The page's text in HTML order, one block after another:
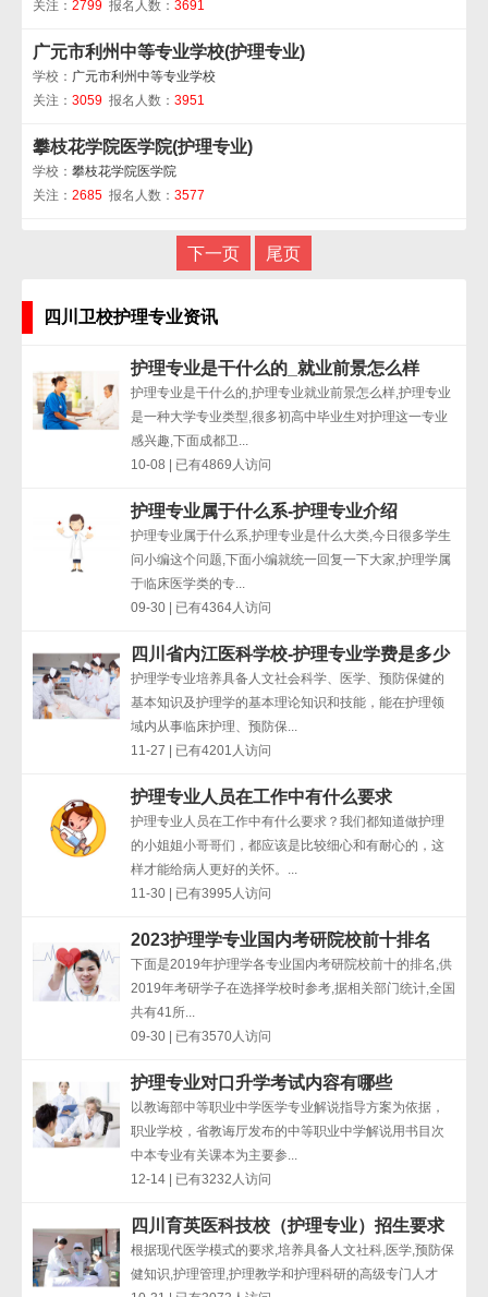
关注： 2799 报名人数： 3691
广元市利州中等专业学校(护理专业)
学校： 广元市利州中等专业学校
关注： 3059 报名人数： 3951
攀枝花学院医学院(护理专业)
学校： 攀枝花学院医学院
关注： 2685 报名人数： 3577
下一页 尾页
四川卫校护理专业资讯
护理专业是干什么的_就业前景怎么样
护理专业是干什么的,护理专业就业前景怎么样,护理专业
是一种大学专业类型,很多初高中毕业生对护理这一专业
感兴趣,下面成都卫...
10-08 | 已有4869人访问
护理专业属于什么系-护理专业介绍
护理专业属于什么系,护理专业是什么大类,今日很多学生
问小编这个问题,下面小编就统一回复一下大家,护理学属
于临床医学类的专...
09-30 | 已有4364人访问
四川省内江医科学校-护理专业学费是多少
护理学专业培养具备人文社会科学、医学、预防保健的
基本知识及护理学的基本理论知识和技能，能在护理领
域内从事临床护理、预防保...
11-27 | 已有4201人访问
护理专业人员在工作中有什么要求
护理专业人员在工作中有什么要求？我们都知道做护理
的小姐姐小哥哥们，都应该是比较细心和有耐心的，这
样才能给病人更好的关怀。...
11-30 | 已有3995人访问
2023护理学专业国内考研院校前十排名
下面是2019年护理学各专业国内考研院校前十的排名,供
2019年考研学子在选择学校时参考,据相关部门统计,全国
共有41所...
09-30 | 已有3570人访问
护理专业对口升学考试内容有哪些
以教诲部中等职业中学医学专业解说指导方案为依据，
职业学校，省教诲厅发布的中等职业中学解说用书目次
中本专业有关课本为主要参...
12-14 | 已有3232人访问
四川育英医科技校（护理专业）招生要求
根据现代医学模式的要求,培养具备人文社科,医学,预防保
健知识,护理管理,护理教学和护理科研的高级专门人才